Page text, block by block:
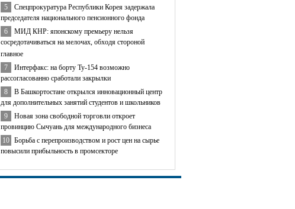
5 Спецпрокуратура Республики Корея задержала
председателя национального пенсионного фонда
6 МИД КНР: японскому премьеру нельзя
сосредотачиваться на мелочах, обходя стороной
главное
7 Интерфакс: на борту Ту-154 возможно
рассогласованно сработали закрылки
8 В Башкортостане открылся инновационный центр
для дополнительных занятий студентов и школьников
9 Новая зона свободной торговли откроет
провинцию Сычуань для международного бизнеса
10 Борьба с перепроизводством и рост цен на сырье
повысили прибыльность в промсекторе